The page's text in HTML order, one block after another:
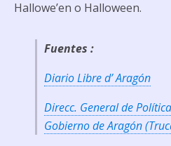
Hallowe’en o Halloween.
Fuentes :
Diario Libre d’ Aragón
Direcc. General de
Gobierno de Aragón